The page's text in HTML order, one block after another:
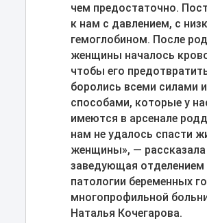
чем предостаточно.
к нам с давлением, с
гемоглобином. После
женщины началось
чтобы его
боролись всеми силами и
способами, которые у
имеются в арсенале
нам не удалось спасти
женщины», — рассказала
заведующая отделением
патологии беременных
многопрофильной
Наталья Кочегарова.